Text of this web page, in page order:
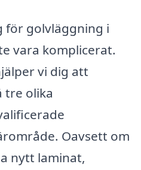
golvläggning i
vara komplicerat.
vi dig att
tre olika
Oavsett om
nytt laminat,